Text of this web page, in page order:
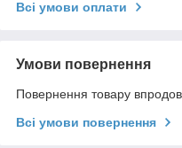
Всі умови оплати
Умови повернення
Повернення товару
Всі умови повернення